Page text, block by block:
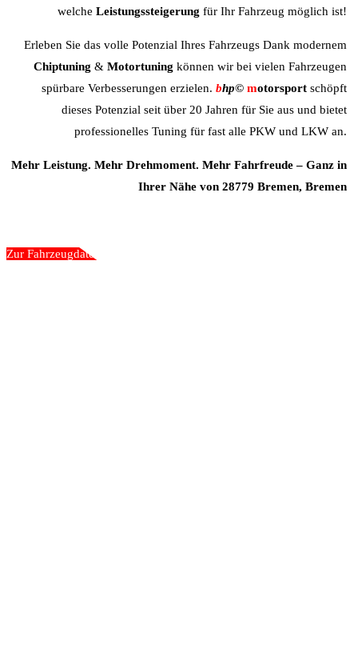
welche Leistungssteigerung für Ihr Fahrzeug möglich ist!
Erleben Sie das volle Potenzial Ihres Fahrzeugs Dank modernem
Chiptuning & Motortuning können wir bei vielen Fahrzeugen
spürbare Verbesserungen erzielen. bhp© motorsport schöpft
dieses Potenzial seit über 20 Jahren für Sie aus und bietet
professionelles Tuning für fast alle PKW und LKW an.
Mehr Leistung. Mehr Drehmoment. Mehr Fahrfreude – Ganz in
Ihrer Nähe von 28779 Bremen, Bremen
Zur Fahrzeugdatenbank